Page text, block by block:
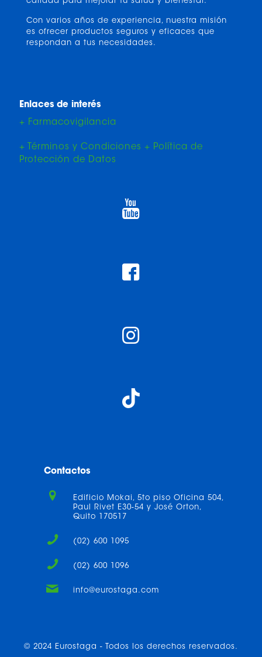
Con varios años de experiencia, nuestra misión
es ofrecer productos seguros y eficaces que
respondan a tus necesidades.
Enlaces de interés
+ Farmacovigilancia
+ Términos y Condiciones + Política de
Protección de Datos
Contactos
Edificio Mokai, 5to piso Oficina 504,
Paul Rivet E30-54 y José Orton,
Quito 170517
(02) 600 1095
(02) 600 1096
info@eurostaga.com
© 2024 Eurostaga - Todos los derechos reservados.